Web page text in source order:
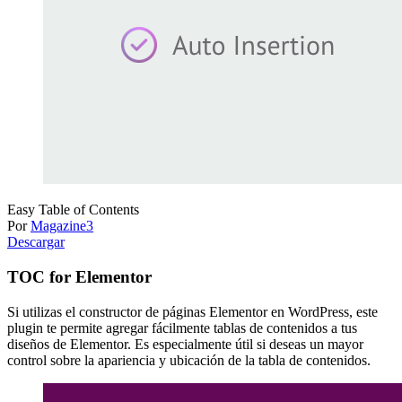
Easy Table of Contents
PorMagazine3
Descargar
TOC for Elementor
Si utilizas el constructor de páginas Elementor en WordPress, este
plugin te permite agregar fácilmente tablas de contenidos a tus
diseños de Elementor. Es especialmente útil si deseas un mayor
control sobre la apariencia y ubicación de la tabla de contenidos.